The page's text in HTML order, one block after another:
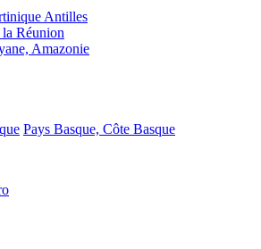
Antilles
Réunion
Amazonie
Pays Basque, Côte Basque